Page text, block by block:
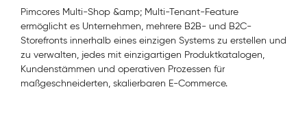
Pimcores Multi-Shop &amp; Multi-Tenant-Feature
ermöglicht es Unternehmen, mehrere B2B- und B2C-
Storefronts innerhalb eines einzigen Systems zu erstellen und
zu verwalten, jedes mit einzigartigen Produktkatalogen,
Kundenstämmen und operativen Prozessen für
maßgeschneiderten, skalierbaren E-Commerce.